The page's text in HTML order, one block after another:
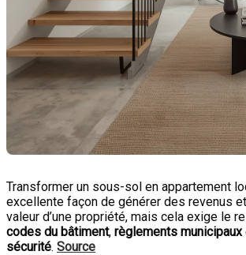
Transformer un sous-sol en appartement
excellente façon de générer des revenus
valeur d’une propriété, mais cela exige le
codes du bâtiment, règlements municipaux
sécurité. Source